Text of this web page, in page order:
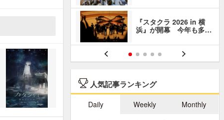
『スタクラ 2026 in 横
浜』が開幕 今年も多…
人気記事ランキング
Daily Weekly Monthly